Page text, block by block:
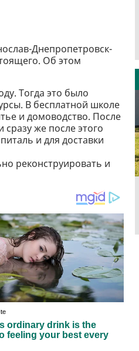
Днепропетровск-
Об этом
Тогда это было
В бесплатной школе
и домоводство. После
же после этого
и для доставки
реконструировать и